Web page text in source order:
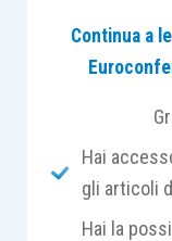
Al
Continua a
Hai
gli articoli
Hai la